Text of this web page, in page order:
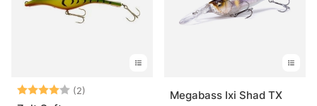
Bewertung:(2)
4.0 von 5 SternenMegabass Ixi Shad TX